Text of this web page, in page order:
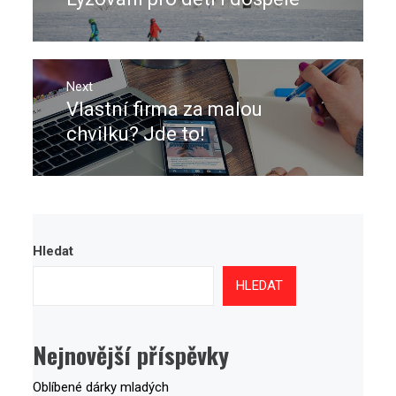
příspěvek
post:
Next
Next
post:
Vlastní firma za malou
chvilku? Jde to!
Hledat
HLEDAT
Nejnovější příspěvky
Oblíbené dárky mladých